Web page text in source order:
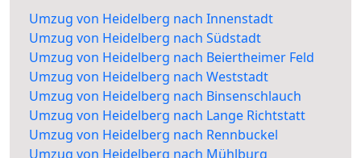
Umzug von Heidelberg nach Innenstadt
Umzug von Heidelberg nach Südstadt
Umzug von Heidelberg nach Beiertheimer Feld
Umzug von Heidelberg nach Weststadt
Umzug von Heidelberg nach Binsenschlauch
Umzug von Heidelberg nach Lange Richtstatt
Umzug von Heidelberg nach Rennbuckel
Umzug von Heidelberg nach Mühlburg